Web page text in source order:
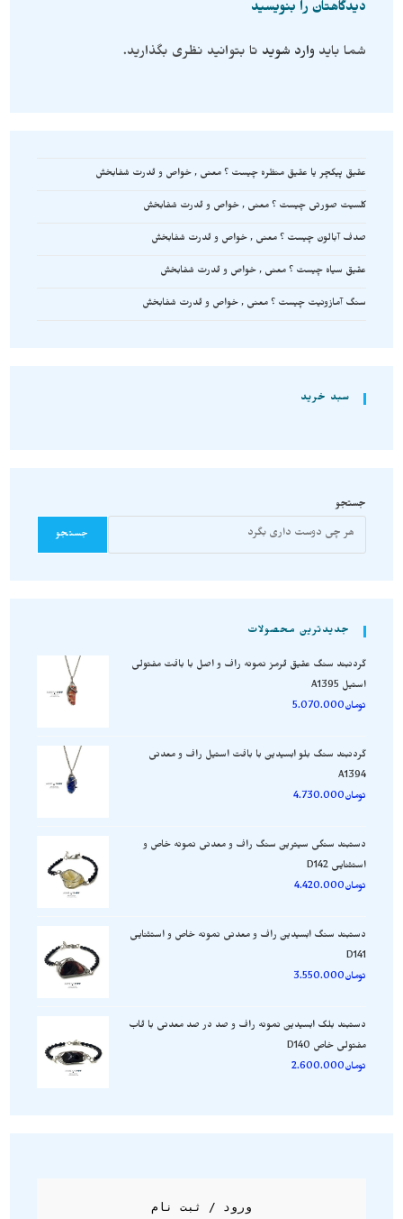
دیدگاهتان را بنویسید
شما باید وارد شوید تا بتوانید نظری بگذارید.
عقیق پیکچر یا عقیق منظره چیست ؟ معنی , خواص و قدرت شفابخش
کلسیت صورتی چیست ؟ معنی , خواص و قدرت شفابخش
صدف آبالون چیست ؟ معنی , خواص و قدرت شفابخش
عقیق سیاه چیست ؟ معنی , خواص و قدرت شفابخش
سنگ آمازونیت چیست ؟ معنی , خواص و قدرت شفابخش
سبد خرید
جستجو
جستجو
جدیدترین محصولات
گردنبند سنگ عقیق قرمز نمونه راف و اصل با بافت مفتولی
استیل A1395
تومان5.070.000
گردنبند سنگ بلو ابسیدین با بافت استیل راف و معدنی
A1394
تومان4.730.000
دستبند سنگی سیترین سنگ راف و معدنی نمونه خاص و
استثنایی D142
تومان4.420.000
دستبند سنگ ابسیدین راف و معدنی نمونه خاص و استثنایی
D141
تومان3.550.000
دستبند بلک ابسیدین نمونه راف و صد در صد معدنی با قاب
مفتولی خاص D140
تومان2.600.000
ورود / ثبت نام